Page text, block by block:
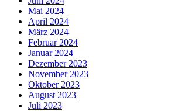
Mai 2024
April 2024
März 2024
Februar 2024
Januar 2024
Dezember 2023
November 2023
Oktober 2023
August 2023
Juli 2023